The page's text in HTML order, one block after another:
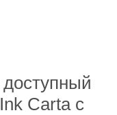
Carta с